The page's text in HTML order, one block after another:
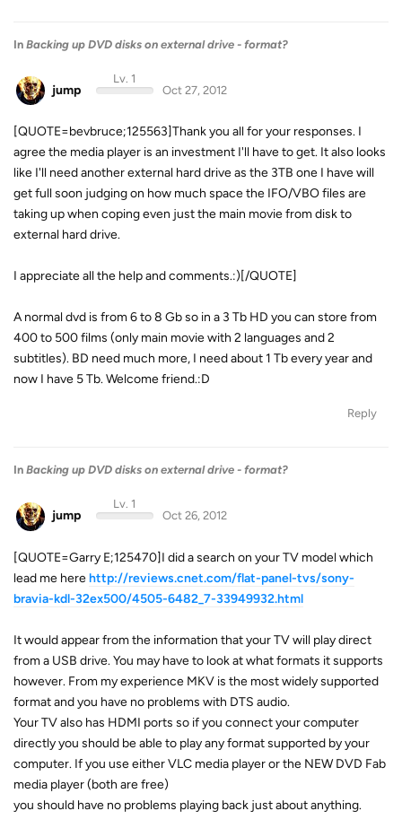
In Backing up DVD disks on external drive - format?
jump
Lv. 1
Oct 27, 2012
[QUOTE=bevbruce;125563]Thank you all for your responses. I
agree the media player is an investment I'll have to get. It also looks
like I'll need another external hard drive as the 3TB one I have will
get full soon judging on how much space the IFO/VBO files are
taking up when coping even just the main movie from disk to
external hard drive.
I appreciate all the help and comments.:)[/QUOTE]
A normal dvd is from 6 to 8 Gb so in a 3 Tb HD you can store from
400 to 500 films (only main movie with 2 languages and 2
subtitles). BD need much more, I need about 1 Tb every year and
now I have 5 Tb. Welcome friend.:D
Reply
In Backing up DVD disks on external drive - format?
jump
Lv. 1
Oct 26, 2012
[QUOTE=Garry E;125470]I did a search on your TV model which
lead me herehttp://reviews.cnet.com/flat-panel-tvs/sony-
bravia-kdl-32ex500/4505-6482_7-33949932.html
It would appear from the information that your TV will play direct
from a USB drive. You may have to look at what formats it supports
however. From my experience MKV is the most widely supported
format and you have no problems with DTS audio.
Your TV also has HDMI ports so if you connect your computer
directly you should be able to play any format supported by your
computer. If you use either VLC media player or the NEW DVD Fab
media player (both are free)
you should have no problems playing back just about anything.